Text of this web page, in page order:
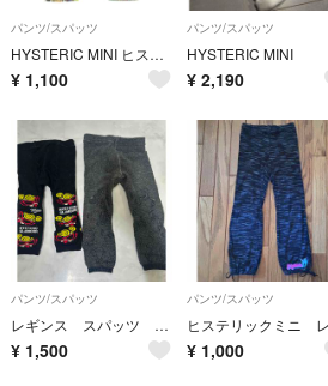
パンツ/スパッツ
HYSTERIC MINI ヒステリックミニ パンツ（その他） 80cm 白 【古着】【中古】【送料無料】
¥ 1,100
パンツ/スパッツ
HYSTERIC MINI
¥ 2,190
パンツ/スパッツ
レギンス スパッツ ２点セット
¥ 1,500
パンツ/スパッツ
¥ 1,000